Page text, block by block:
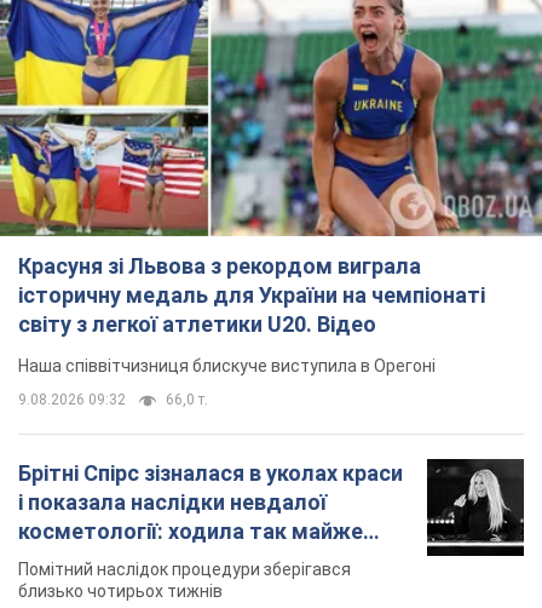
Красуня зі Львова з рекордом виграла
історичну медаль для України на чемпіонаті
світу з легкої атлетики U20. Відео
Наша співвітчизниця блискуче виступила в Орегоні
9.08.2026 09:32 66,0 т.
Брітні Спірс зізналася в уколах краси
і показала наслідки невдалої
косметології: ходила так майже
місяць
Помітний наслідок процедури зберігався
близько чотирьох тижнів